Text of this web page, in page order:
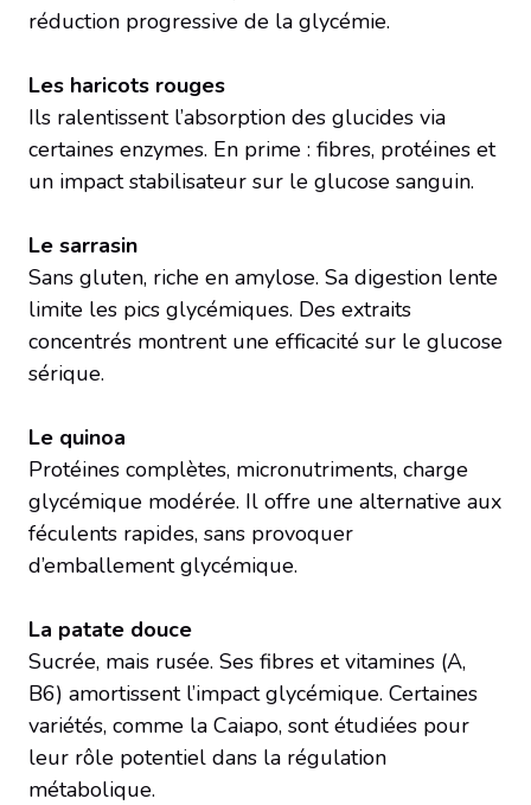
réduction progressive de la glycémie.
Les haricots rouges
Ils ralentissent l’absorption des glucides via
certaines enzymes. En prime : fibres, protéines et
un impact stabilisateur sur le glucose sanguin.
Le sarrasin
Sans gluten, riche en amylose. Sa digestion lente
limite les pics glycémiques. Des extraits
concentrés montrent une efficacité sur le glucose
sérique.
Le quinoa
Protéines complètes, micronutriments, charge
glycémique modérée. Il offre une alternative aux
féculents rapides, sans provoquer
d’emballement glycémique.
La patate douce
Sucrée, mais rusée. Ses fibres et vitamines (A,
B6) amortissent l’impact glycémique. Certaines
variétés, comme la Caiapo, sont étudiées pour
leur rôle potentiel dans la régulation
métabolique.